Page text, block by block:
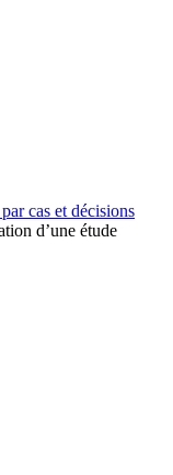
cas et décisions
d’une étude